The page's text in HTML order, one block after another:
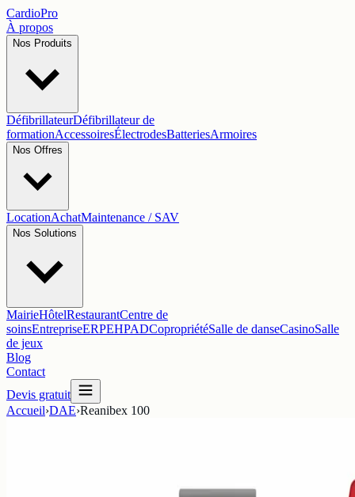
CardioPro
À propos
Nos Produits
DéfibrillateurDéfibrillateur de
formationAccessoiresÉlectrodesBatteriesArmoires
Nos Offres
LocationAchatMaintenance / SAV
Nos Solutions
MairieHôtelRestaurantCentre de
soinsEntrepriseERPEHPADCopropriétéSalle de danseCasinoSalle
de jeux
Blog
Contact
Devis gratuit
Accueil›DAE›Reanibex 100